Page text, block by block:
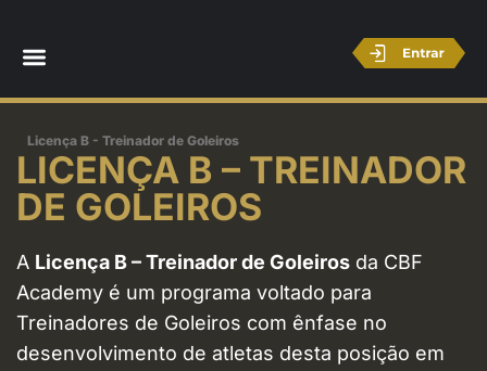
Licença B - Treinador de Goleiros
LICENÇA B – TREINADOR
DE GOLEIROS
A Licença B – Treinador de Goleiros da CBF
Academy é um programa voltado para
Treinadores de Goleiros com ênfase no
desenvolvimento de atletas desta posição em